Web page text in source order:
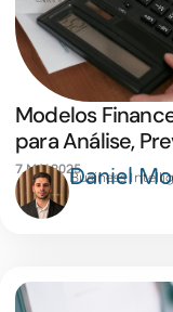
Modelos
para Análise,
7 MAI 2025Daniel
Business